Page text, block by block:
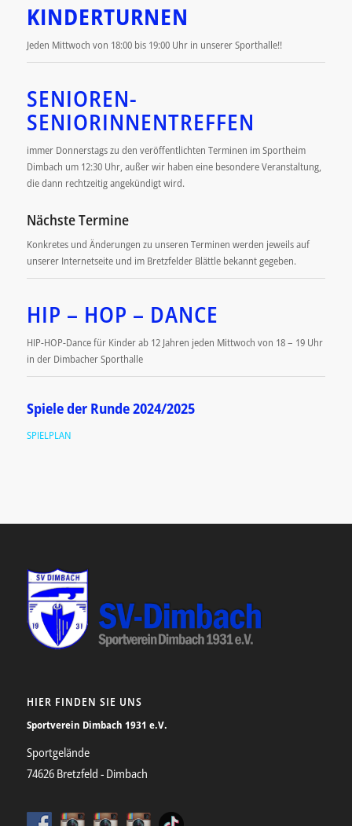
KINDERTURNEN
Jeden Mittwoch von 18:00 bis 19:00 Uhr in unserer Sporthalle!!
SENIOREN-
SENIORINNENTREFFEN
immer Donnerstags zu den veröffentlichten Terminen im Sportheim
Dimbach um 12:30 Uhr, außer wir haben eine besondere Veranstaltung,
die dann rechtzeitig angekündigt wird.
Nächste Termine
Konkretes und Änderungen zu unseren Terminen werden jeweils auf
unserer Internetseite und im Bretzfelder Blättle bekannt gegeben.
HIP – HOP – DANCE
HIP-HOP-Dance für Kinder ab 12 Jahren jeden Mittwoch von 18 – 19 Uhr
in der Dimbacher Sporthalle
Spiele der Runde 2024/2025
SPIELPLAN
HIER FINDEN SIE UNS
Sportverein Dimbach 1931 e.V.
Sportgelände
74626 Bretzfeld - Dimbach